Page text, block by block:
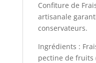
Confiture de
artisanale
conservateurs.
Ingrédients :
pectine de fruits